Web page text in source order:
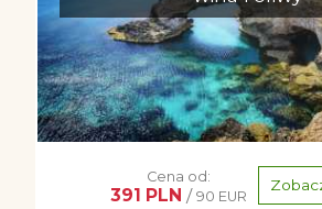
Cena od:
391 PLN / 90 EUR